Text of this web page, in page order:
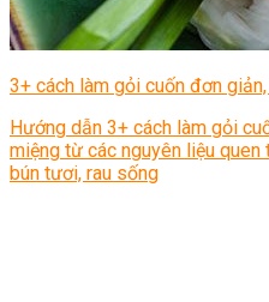
3+ cách làm gỏi cuốn đơn
Hướng dẫn 3+ cách làm gỏi
miệng từ các nguyên liệu
bún tươi, rau sống